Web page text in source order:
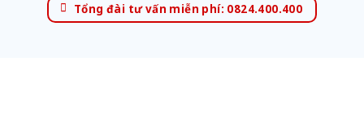
Tổng đài tư vấn miễn phí: 0824.400.400